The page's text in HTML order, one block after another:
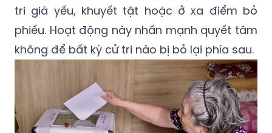
tri già yếu, khuyết tật hoặc ở xa điểm bỏ
phiếu. Hoạt động này nhấn mạnh quyết tâm
không để bất kỳ cử tri nào bị bỏ lại phía sau.